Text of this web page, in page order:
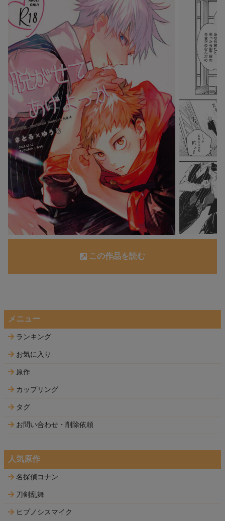
この作品を読む
メニュー
ランキング
お気に入り
原作
カップリング
タグ
お問い合わせ・削除依頼
人気原作
名探偵コナン
刀剣乱舞
ヒプノシスマイク